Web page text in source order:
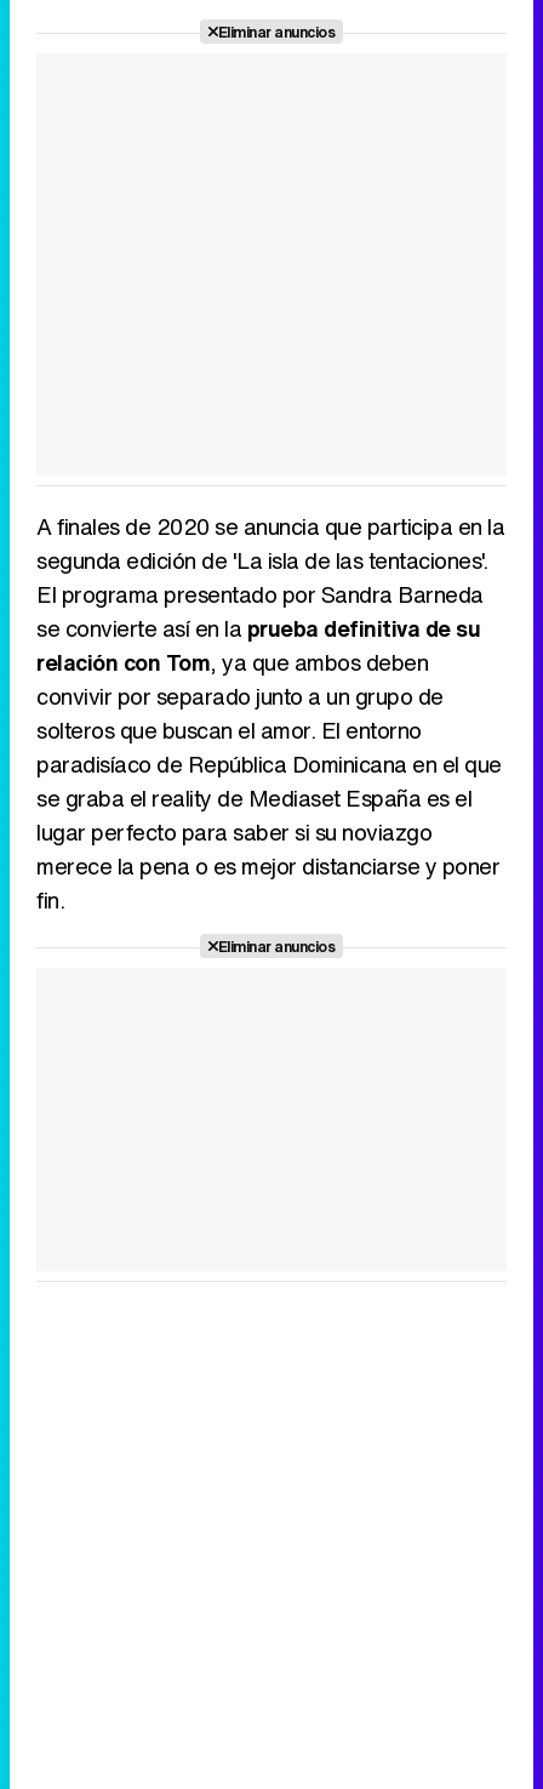
Eliminar anuncios
A finales de 2020 se anuncia que participa en la
segunda edición de 'La isla de las tentaciones'.
El programa presentado por Sandra Barneda
se convierte así en la prueba definitiva de su
relación con Tom, ya que ambos deben
convivir por separado junto a un grupo de
solteros que buscan el amor. El entorno
paradisíaco de República Dominicana en el que
se graba el reality de Mediaset España es el
lugar perfecto para saber si su noviazgo
merece la pena o es mejor distanciarse y poner
fin.
Eliminar anuncios